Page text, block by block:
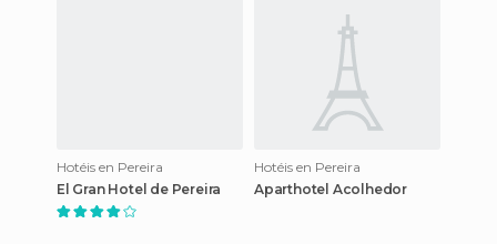
Hotéis en Pereira
El Gran Hotel de Pereira
Hotéis en Pereira
Aparthotel Acolhedor